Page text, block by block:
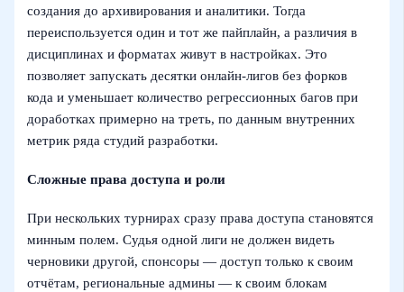
создания до архивирования и аналитики. Тогда
переиспользуется один и тот же пайплайн, а различия в
дисциплинах и форматах живут в настройках. Это
позволяет запускать десятки онлайн‑лигов без форков
кода и уменьшает количество регрессионных багов при
доработках примерно на треть, по данным внутренних
метрик ряда студий разработки.
Сложные права доступа и роли
При нескольких турнирах сразу права доступа становятся
минным полем. Судья одной лиги не должен видеть
черновики другой, спонсоры — доступ только к своим
отчётам, региональные админы — к своим блокам